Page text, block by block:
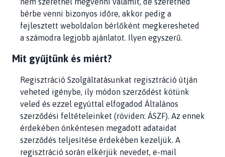
bérbe venni bizonyos időre, akkor pedig a
fejlesztett weboldalon bérlőként megkeresheted
a számodra legjobb ajánlatot. Ilyen egyszerű.
Mit gyűjtünk és miért?
Regisztráció Szolgáltatásunkat regisztráció útján
veheted igénybe, ily módon szerződést kötünk
veled és ezzel egyúttal elfogadod Általános
szerződési feltételeinket (röviden: ÁSZF). Az ennek
érdekében önkéntesen megadott adataidat
szerződés teljesítése érdekében kezeljük. A
regisztráció során elkérjük nevedet, e-mail